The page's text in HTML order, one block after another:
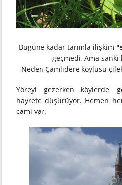
Bugüne kadar tarımla ilişkim
geçmedi. Ama
Neden Çamlıdere köylüsü
Yöreyi gezerken köylerde
hayrete düşürüyor. Hemen
cami var.